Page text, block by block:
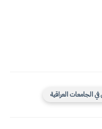
الجامعات العراقية